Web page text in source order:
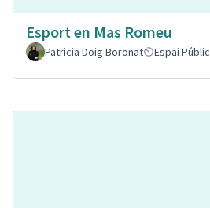
Esport en Mas Romeu
Patricia Doig Boronat
Espai Públic